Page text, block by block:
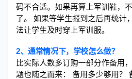
码不合适。如果再算上军训鞋，
了。 如果等学生报到之后再统计
法让学生及时穿上军训服。
2、通常情况下，学校怎么做？
比实际人数多订购一部分作备用
题也随之而来： 备用多少够用？